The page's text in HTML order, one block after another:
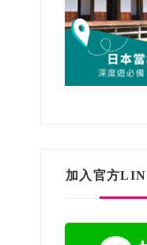
加入官方